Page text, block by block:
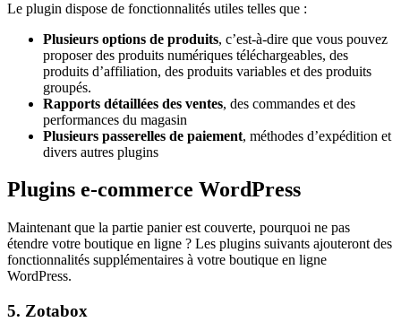
Le plugin dispose de fonctionnalités utiles telles que :
Plusieurs options de produits, c’est-à-dire que vous pouvez
proposer des produits numériques téléchargeables, des
produits d’affiliation, des produits variables et des produits
groupés.
Rapports détaillées des ventes, des commandes et des
performances du magasin
Plusieurs passerelles de paiement, méthodes d’expédition et
divers autres plugins
Plugins e-commerce WordPress
Maintenant que la partie panier est couverte, pourquoi ne pas
étendre votre boutique en ligne ? Les plugins suivants ajouteront des
fonctionnalités supplémentaires à votre boutique en ligne
WordPress.
5. Zotabox